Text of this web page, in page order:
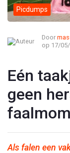
Picdumps
Door
op 17/
Eén
geen
Als falen een